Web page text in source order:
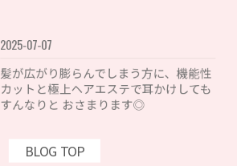
2025-07-07
髪が広がり膨らんでしまう方に、機能性
カットと極上ヘアエステで耳かけしても
すんなりと おさまります◎
BLOG TOP